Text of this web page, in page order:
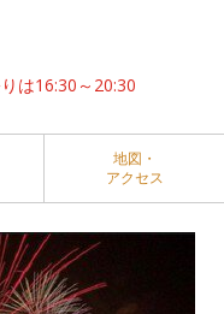
は16:30～20:30
地図・
アクセス